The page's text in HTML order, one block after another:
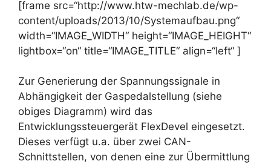
[frame src=“http://www.htw-mechlab.de/wp-
content/uploads/2013/10/Systemaufbau.png“
width=“IMAGE_WIDTH“ height=“IMAGE_HEIGHT“
lightbox=“on“ title=“IMAGE_TITLE“ align=“left“ ]
Zur Generierung der Spannungssignale in
Abhängigkeit der Gaspedalstellung (siehe
obiges Diagramm) wird das
Entwicklungssteuergerät FlexDevel eingesetzt.
Dieses verfügt u.a. über zwei CAN-
Schnittstellen, von denen eine zur Übermittlung